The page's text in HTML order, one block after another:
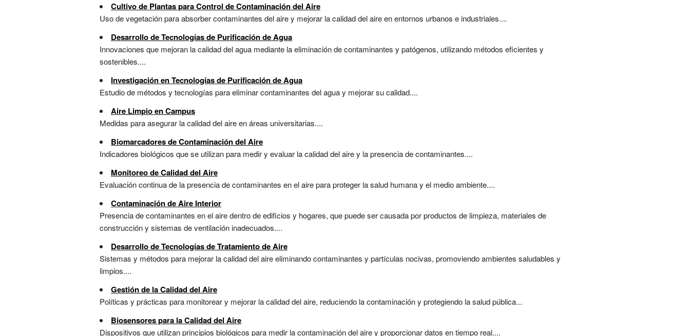
Cultivo de Plantas para Control de Contaminación del Aire
Uso de vegetación para absorber contaminantes del aire y mejorar la calidad del aire en entornos urbanos e industriales....
Desarrollo de Tecnologías de Purificación de Agua
Innovaciones que mejoran la calidad del agua mediante la eliminación de contaminantes y patógenos, utilizando métodos eficientes y
sostenibles....
Investigación en Tecnologías de Purificación de Agua
Estudio de métodos y tecnologías para eliminar contaminantes del agua y mejorar su calidad....
Aire Limpio en Campus
Medidas para asegurar la calidad del aire en áreas universitarias....
Biomarcadores de Contaminación del Aire
Indicadores biológicos que se utilizan para medir y evaluar la calidad del aire y la presencia de contaminantes....
Monitoreo de Calidad del Aire
Evaluación continua de la presencia de contaminantes en el aire para proteger la salud humana y el medio ambiente....
Contaminación de Aire Interior
Presencia de contaminantes en el aire dentro de edificios y hogares, que puede ser causada por productos de limpieza, materiales de
construcción y sistemas de ventilación inadecuados....
Desarrollo de Tecnologías de Tratamiento de Aire
Sistemas y métodos para mejorar la calidad del aire eliminando contaminantes y partículas nocivas, promoviendo ambientes saludables y
limpios....
Gestión de la Calidad del Aire
Políticas y prácticas para monitorear y mejorar la calidad del aire, reduciendo la contaminación y protegiendo la salud pública...
Biosensores para la Calidad del Aire
Dispositivos que utilizan principios biológicos para medir la contaminación del aire y proporcionar datos en tiempo real....